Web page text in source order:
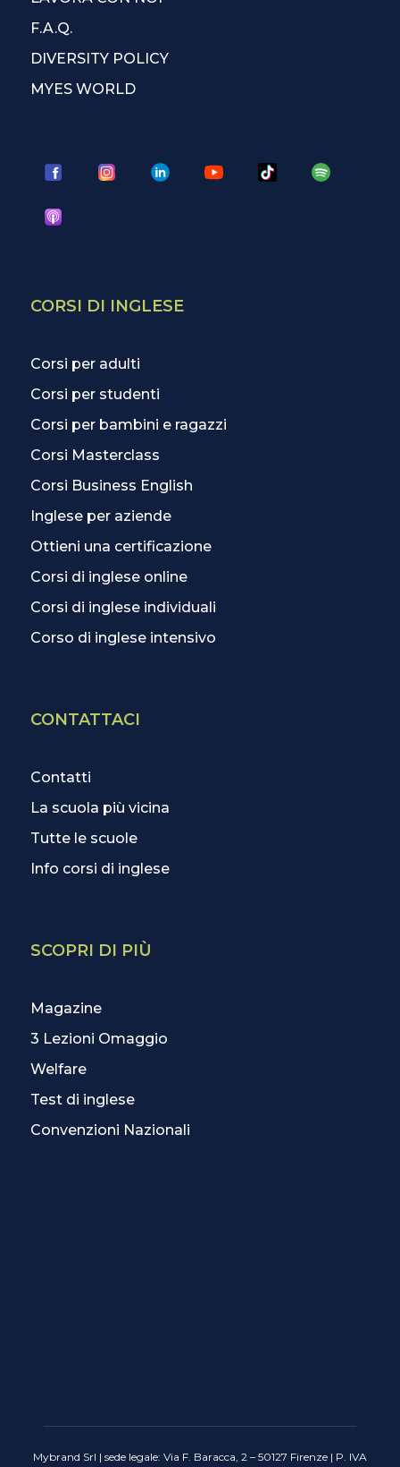
F.A.Q.
DIVERSITY POLICY
MYES WORLD
CORSI DI INGLESE
Corsi per adulti
Corsi per studenti
Corsi per bambini e ragazzi
Corsi Masterclass
Corsi Business English
Inglese per aziende
Ottieni una certificazione
Corsi di inglese online
Corsi di inglese individuali
Corso di inglese intensivo
CONTATTACI
Contatti
La scuola più vicina
Tutte le scuole
Info corsi di inglese
SCOPRI DI PIÙ
Magazine
3 Lezioni Omaggio
Welfare
Test di inglese
Convenzioni Nazionali
Mybrand Srl | sede legale: Via F. Baracca, 2 – 50127 Firenze | P. IVA